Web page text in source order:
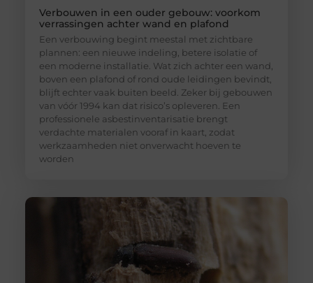
Verbouwen in een ouder gebouw: voorkom
verrassingen achter wand en plafond
Een verbouwing begint meestal met zichtbare
plannen: een nieuwe indeling, betere isolatie of
een moderne installatie. Wat zich achter een wand,
boven een plafond of rond oude leidingen bevindt,
blijft echter vaak buiten beeld. Zeker bij gebouwen
van vóór 1994 kan dat risico’s opleveren. Een
professionele asbestinventarisatie brengt
verdachte materialen vooraf in kaart, zodat
werkzaamheden niet onverwacht hoeven te
worden